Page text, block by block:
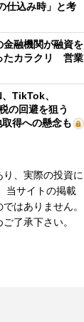
仕込み時」と考
金融機関が融資を
たカラクリ 営業
TikTok、
の回避を狙う
得への懸念も
、実際の投資に
当サイトの掲載
はありません。
了承下さい。